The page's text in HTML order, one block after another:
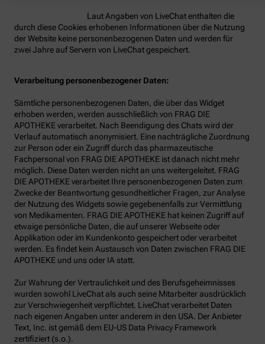
Laut Angaben von LiveChat enthalten die
durch diese Cookies erhobenen Informationen über die Nutzung
der Website keine personenbezogenen Daten und werden für
zwei Jahre auf Servern von LiveChat gespeichert.
Verarbeitung personenbezogener Daten:
Sämtliche personenbezogenen Daten, die über das Widget
erhoben werden, werden ausschließlich von FRAG DIE
APOTHEKE verarbeitet. Nach Beendigung des Chats wird der
Verlauf automatisch anonymisiert. Eine nachträgliche Zuordnung
zur Person oder ein Zugriff durch das pharmazeutische
Fachpersonal von FRAG DIE APOTHEKE ist danach nicht mehr
möglich. Diese Daten werden nicht an uns weitergeleitet. FRAG
DIE APOTHEKE verarbeitet Ihre personenbezogenen Daten zum
Zwecke der Beantwortung gesundheitlicher Fragen, zur Analyse
der Nutzung des Widgets sowie gegebenenfalls zur Vermittlung
von Medikamenten. FRAG DIE APOTHEKE hat keinen Zugriff auf
etwaige persönliche Daten, die auf unserer Webseite oder
Applikation oder im Kundenkonto gespeichert oder verarbeitet
werden. Es findet kein Austausch von Daten zwischen FRAG DIE
APOTHEKE und uns oder IA statt.
Zur Wahrung der Vertraulichkeit und des Berufsgeheimnisses
wurden sowohl LiveChat als auch seine Mitarbeiter ausdrücklich
zur Verschwiegenheit verpflichtet. LiveChat verarbeitet Daten
nach eigenen Angaben unter anderem in den USA. Der Anbieter
Text, Inc. ist gemäß dem EU-US Data Privacy Framework
zertifiziert (s.o.).